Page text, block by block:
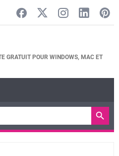
GRATUIT POUR WINDOWS, MAC ET